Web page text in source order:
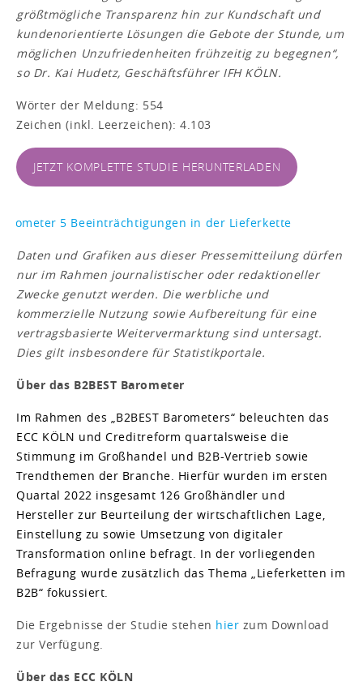
größtmögliche Transparenz hin zur Kundschaft und
kundenorientierte Lösungen die Gebote der Stunde, um
möglichen Unzufriedenheiten frühzeitig zu begegnen“,
so Dr. Kai Hudetz, Geschäftsführer IFH KÖLN.
Wörter der Meldung: 554
Zeichen (inkl. Leerzeichen): 4.103
JETZT KOMPLETTE STUDIE HERUNTERLADEN
Daten und Grafiken aus dieser Pressemitteilung dürfen
nur im Rahmen journalistischer oder redaktioneller
Zwecke genutzt werden. Die werbliche und
kommerzielle Nutzung sowie Aufbereitung für eine
vertragsbasierte Weitervermarktung sind untersagt.
Dies gilt insbesondere für Statistikportale.
Über das B2BEST Barometer
Im Rahmen des „B2BEST Barometers“ beleuchten das
ECC KÖLN und Creditreform quartalsweise die
Stimmung im Großhandel und B2B-Vertrieb sowie
Trendthemen der Branche. Hierfür wurden im ersten
Quartal 2022 insgesamt 126 Großhändler und
Hersteller zur Beurteilung der wirtschaftlichen Lage,
Einstellung zu sowie Umsetzung von digitaler
Transformation online befragt. In der vorliegenden
Befragung wurde zusätzlich das Thema „Lieferketten im
B2B“ fokussiert.
Die Ergebnisse der Studie stehen hier zum Download
zur Verfügung.
Über das ECC KÖLN